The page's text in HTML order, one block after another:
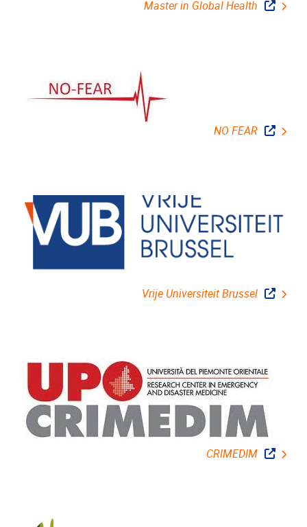
Master in Global Health
NO FEAR
Vrije Universiteit Brussel
CRIMEDIM